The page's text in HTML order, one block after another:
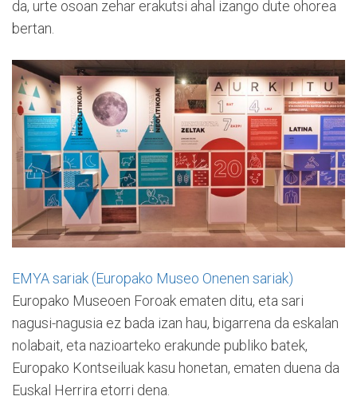
da, urte osoan zehar erakutsi ahal izango dute ohorea
bertan.
EMYA sariak (Europako Museo Onenen sariak)
Europako Museoen Foroak ematen ditu, eta sari
nagusi-nagusia ez bada izan hau, bigarrena da eskalan
nolabait, eta nazioarteko erakunde publiko batek,
Europako Kontseiluak kasu honetan, ematen duena da
Euskal Herrira etorri dena.